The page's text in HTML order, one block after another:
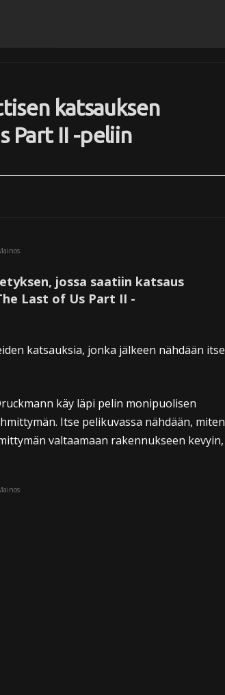
katsauksen
Part II -peliin
jossa saatiin katsaus
Last of Us Part II -
katsauksia, jonka jälkeen nähdään itse
käy läpi pelin monipuolisen
Itse pelikuvassa nähdään, miten
valtaamaan rakennukseen kevyin,